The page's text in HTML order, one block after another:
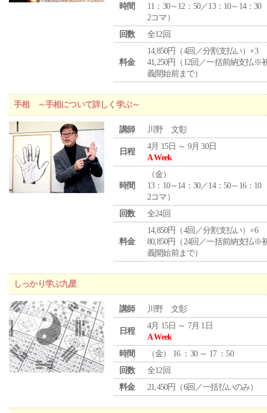
時間
11：30～12：50／13：10～14：30
2コマ）
回数
全12回
料金
14,850円（4回／分割支払い）×3
41,250円（12回／一括前納支払※
義開始前まで）
手相 ～手相について詳しく学ぶ～
講師 川野 文彰
日程
4月 15日 ～ 9月 30日
A Week
時間
（金）
13：10～14：30／14：50～16：10
2コマ）
回数
全24回
料金
14,850円（4回／分割支払い）×6
80,850円（24回／一括前納支払※
義開始前まで）
しっかり学ぶ九星
講師 川野 文彰
日程
4月 15日 ～ 7月 1日
A Week
時間
（金） 16 ：30 ～ 17 ：50
回数
全12回
料金
21,450円（6回／一括払いのみ）